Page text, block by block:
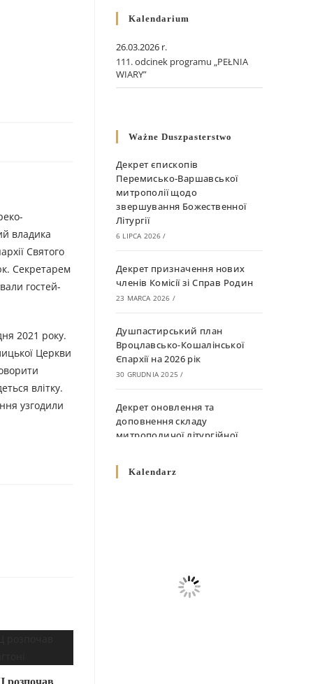
владика
Святого
Секретарем
гостей-
2021 року.
Церкви
влітку.
узгодили
Kalendarium
26.03.2026 r.
111. odcinek programu „PEŁNIA
WIARY”
Ważne Duszpasterstwo
Декрет єпископів
Перемисько-Варшавської
митрополії щодо
звершування Божественної
Літургії
6 LIPCA 2026 /
Декрет призначення нових
членів Комісії зі Справ Родин
23 MARCA 2026 /
Душпастирський план
Вроцлавсько-Кошалінської
Єпархії на 2026 рік
30 GRUDNIA 2025 /
Декрет оновлення та
доповнення складу
митрополичої літургійної
10 GRUDNIA 2025
Декрет про відзначення
Великодня і всіх рухомих
Kalendarz